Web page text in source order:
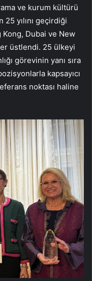
ve kurum kültürü
25 yılını geçirdiği
Dubai ve New
üstlendi. 25 ülkeyi
görevinin yanı sıra
kapsayıcı
noktası haline